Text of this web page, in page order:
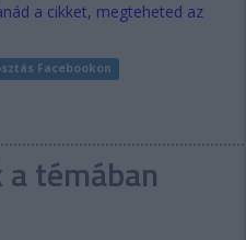
a cikket, megteheted az
Facebookon
témában